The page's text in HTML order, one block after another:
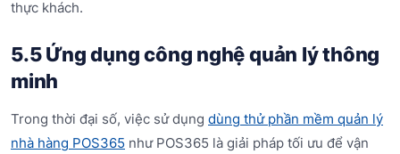
thực khách.
5.5 Ứng dụng công nghệ quản lý thông
minh
Trong thời đại số, việc sử dụng dùng thử phần mềm quản lý
nhà hàng POS365 như POS365 là giải pháp tối ưu để vận